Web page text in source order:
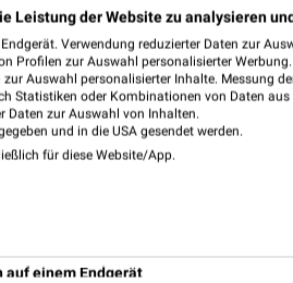
Leistung der Website zu analysieren
Verwendung reduzierter Daten zur
Profilen zur Auswahl personalisierter
Auswahl personalisierter Inhalte. Messung
Statistiken oder Kombinationen von Daten aus
Daten zur Auswahl von Inhalten.
und in die USA gesendet werden.
für diese Website/App.
auf einem Endgerät